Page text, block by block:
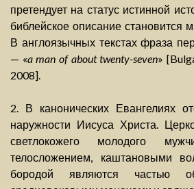
претендует на статус истинной
библейское описание
В англоязычных текстах фраза
— «a man of about twenty-seven»
2008].
2. В канонических Евангелиях
наружности Иисуса Христа.
светлокожего молодого
телосложением, каштановыми
бородой являются частью